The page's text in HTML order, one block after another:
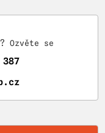
Ozvěte se